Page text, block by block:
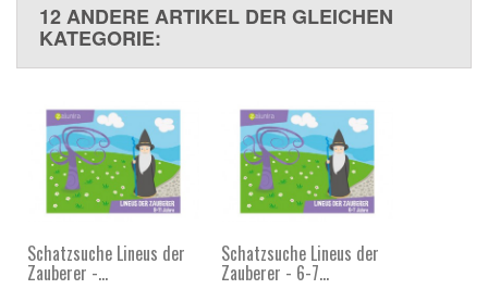
12 ANDERE ARTIKEL DER GLEICHEN
KATEGORIE:
Schatzsuche Lineus der
Zauberer -...
Schatzsuche Lineus der
Zauberer - 6-7...